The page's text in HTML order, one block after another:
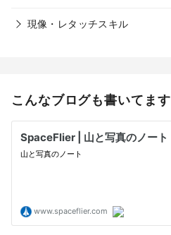
現像・レタッチスキル
こんなブログも書いてます